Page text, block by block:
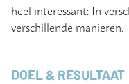
heel interessant: In
verschillende manieren.
DOEL & RESULTAAT